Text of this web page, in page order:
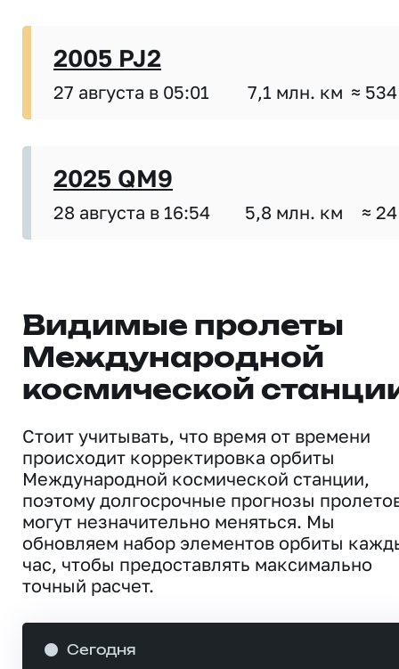
2005 PJ2
27 августа в 05:01 7,1 млн. км ≈
2025 QM9
28 августа в 16:54 5,8 млн. км ≈
Видимые пролеты
Международной
космической
Стоит учитывать, что время от времени
происходит корректировка орбиты
Международной космической станции,
поэтому долгосрочные прогнозы
могут незначительно меняться. Мы
обновляем набор элементов орбиты
час, чтобы предоставлять максимально
точный расчет.
Сегодня